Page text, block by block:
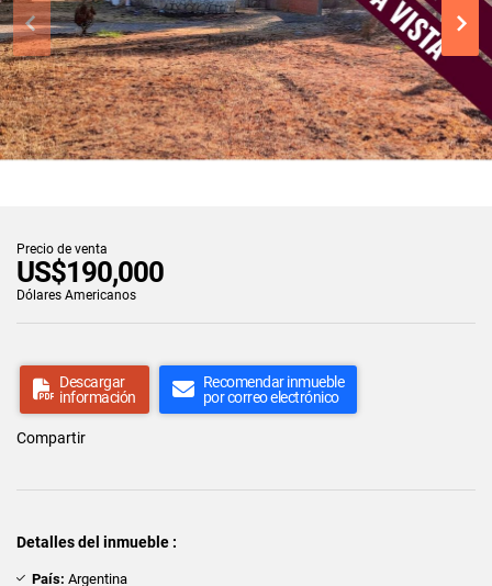
Precio de venta
US$190,000
Dólares Americanos
Descargar
información
Recomendar inmueble
por correo electrónico
Compartir
Detalles del inmueble :
País: Argentina